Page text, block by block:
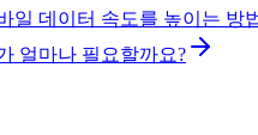
일 데이터 속도를 높이는 방
얼마나 필요할까요?